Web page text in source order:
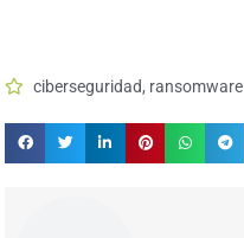
ciberseguridad, ransomware